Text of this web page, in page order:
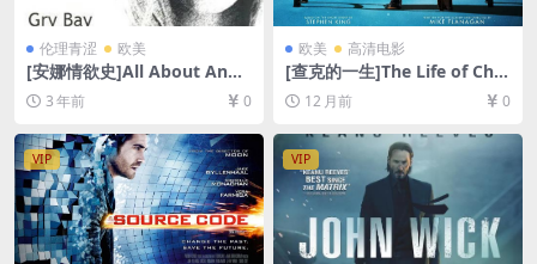
伦理青涩 欧美
[安娜情欲史]All About Anna
(2005)[百度网盘+迅雷云盘10
80P超清未删减资源][网盘下
载][MKV/2.4GB][中英字幕]
【手机/平板无法在线播放，请
使用电脑下载防和谐压缩包
（含解压密码）】
3 年前 0
欧美 高清电影
[查克的一生]The Life of Chu
ck (2024)[百度网盘+夸克网盘
4K/1080P超清未删减资源][网
盘在线播放/下载][MP4/11G
B][中英字幕]
12 月前 0
VIP VIP